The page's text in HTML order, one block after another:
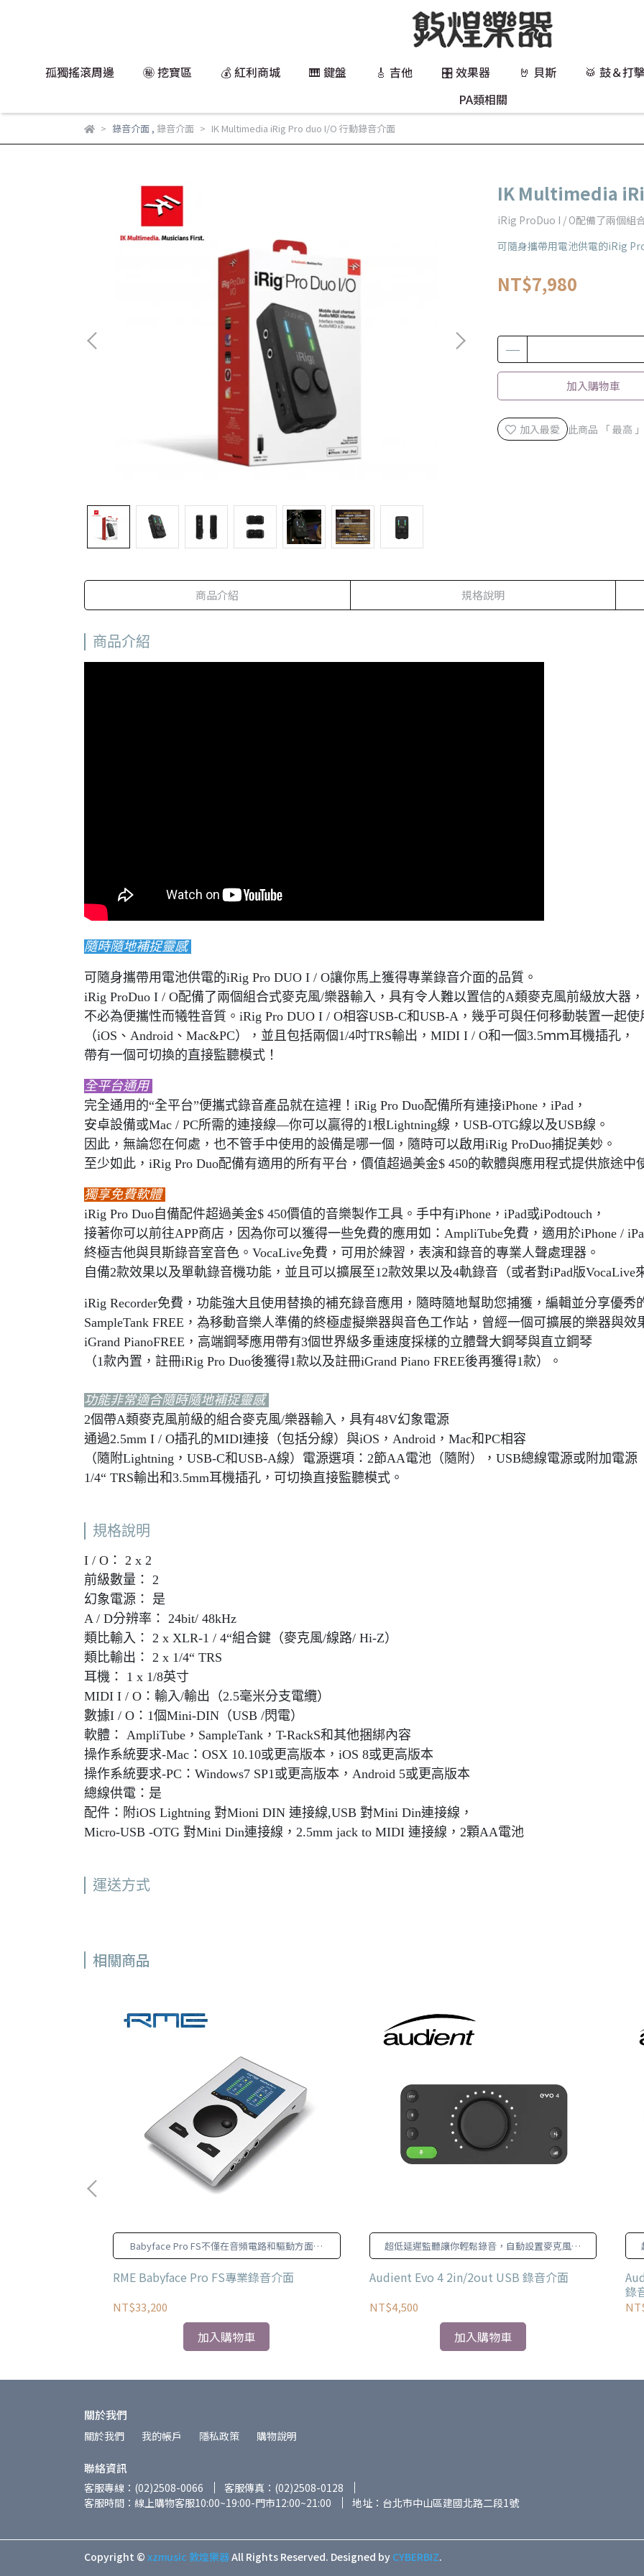
孤獨搖滾周邊 ㊙️ 挖寶區 💰 紅利商城 🎹 鍵盤 🎸 吉他 🎛️ 效果器 🤘 貝斯 🥁 鼓＆打
PA類相關
錄音介面, 錄音介面 IK Multimedia iRig Pro duo I/O 行動錄音介面
IK Multimedia
iRig ProDuo I / O配備了兩個組
可隨身攜帶用電池供電的iRig
NT$7,980
加入購物車
加入最愛 此商品 「 最高
商品介紹 規格說明
商品介紹
隨時隨地補捉靈感
可隨身攜帶用電池供電的iRig Pro DUO I / O讓你馬上獲得專業錄音介面的品質。
iRig ProDuo I / O配備了兩個組合式麥克風/樂器輸入，具有令人難以置信的A類麥克風前級放大器，
不必為便攜性而犧牲音質。iRig Pro DUO I / O相容USB-C和USB-A，幾乎可與任何移動裝置一起使
（iOS、Android、Mac&PC），並且包括兩個1/4吋TRS輸出，MIDI I / O和一個3.5ｍｍ耳機插孔，
帶有一個可切換的直接監聽模式！
全平台通用
完全通用的“全平台”便攜式錄音產品就在這裡！iRig Pro Duo配備所有連接iPhone，iPad，
安卓設備或Mac / PC所需的連接線—你可以贏得的1根Lightning線，USB-OTG線以及USB線。
因此，無論您在何處，也不管手中使用的設備是哪一個，隨時可以啟用iRig ProDuo捕捉美妙。
至少如此，iRig Pro Duo配備有適用的所有平台，價值超過美金$ 450的軟體與應用程式提供旅途中
獨享免費軟體
iRig Pro Duo自備配件超過美金$ 450價值的音樂製作工具。手中有iPhone，iPad或iPodtouch，
接著你可以前往APP商店，因為你可以獲得一些免費的應用如：AmpliTube免費，適用於iPhone /
終極吉他與貝斯錄音室音色。VocaLive免費，可用於練習，表演和錄音的專業人聲處理器。
自備2款效果以及單軌錄音機功能，並且可以擴展至12款效果以及4軌錄音（或者對iPad版VocaLive
iRig Recorder免費，功能強大且使用替換的補充錄音應用，隨時隨地幫助您捕獲，編輯並分享優秀
SampleTank FREE，為移動音樂人準備的終極虛擬樂器與音色工作站，曾經一個可擴展的樂器與效
iGrand PianoFREE，高端鋼琴應用帶有3個世界級多重速度採樣的立體聲大鋼琴與直立鋼琴
（1款內置，註冊iRig Pro Duo後獲得1款以及註冊iGrand Piano FREE後再獲得1款）。
功能非常適合隨時隨地補捉靈感
2個帶A類麥克風前級的組合麥克風/樂器輸入，具有48V幻象電源
通過2.5mm I / O插孔的MIDI連接（包括分線）與iOS，Android，Mac和PC相容
（隨附Lightning，USB-C和USB-A線）電源選項：2節AA電池（隨附），USB總線電源或附加電源
1/4“ TRS輸出和3.5mm耳機插孔，可切換直接監聽模式。
規格說明
I / O： 2 x 2
前級數量： 2
幻象電源： 是
A / D分辨率： 24bit/ 48kHz
類比輸入： 2 x XLR-1 / 4“組合鍵（麥克風/線路/ Hi-Z）
類比輸出： 2 x 1/4“ TRS
耳機： 1 x 1/8英寸
MIDI I / O：輸入/輸出（2.5毫米分支電纜）
數據I / O：1個Mini-DIN（USB /閃電）
軟體： AmpliTube，SampleTank，T-RackS和其他捆綁內容
操作系統要求-Mac：OSX 10.10或更高版本，iOS 8或更高版本
操作系統要求-PC：Windows7 SP1或更高版本，Android 5或更高版本
總線供電：是
配件：附iOS Lightning 對Mioni DIN 連接線,USB 對Mini Din連接線，
Micro-USB -OTG 對Mini Din連接線，2.5mm jack to MIDI 連接線，2顆AA電池
運送方式
相關商品
Babyface Pro FS不僅在音頻電路和驅動方面更
新，在硬體方面也採用精製的鋁材質。
RME Babyface Pro FS專業錄音介面
NT$33,200
加入購物車
超低延遲監聽讓你輕鬆錄音，自動設置麥克風音
量 直覺的軟體控制介面。
Audient Evo 4 2in/2out USB 錄音介面
NT$4,500
加入購物車
錄
關於我們
關於我們 我的帳戶 隱私政策 購物說明
聯絡資訊
客服專線：(02)2508-0066
客服傳真：(02)2508-0128
客服時間：線上購物客服10:00~19:00-門市12:00~21:00
地址：台北市中山區建國北路二段1號
Copyright © xzmusic 敦煌樂器All Rights Reserved. Designed by CYBERBIZ.